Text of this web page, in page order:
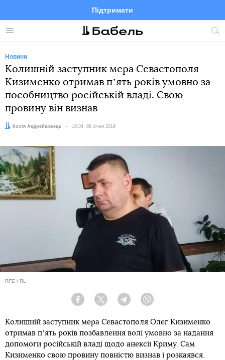
Меню
Підтримати
FacebookTelegramTwitter
Новини
Колишній заступник мера Севастополя
Кизименко отримав пʼять років умовно за
пособництво російській владі. Свою
провину він визнав
Автор:Костя Андрейковець Дата:
16:34, 08 січня 2019
RFE / RL
Facebook Twitter Telegram
Колишній заступник мера Севастополя Олег Кизименко
отримав пʼять років позбавлення волі умовно за надання
допомоги російській владі щодо анексії Криму. Сам
Кизименко свою провину повністю визнав і розкаявся.